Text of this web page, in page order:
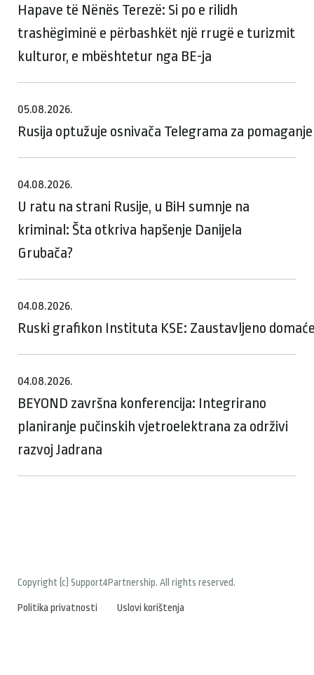
Hapave të Nënës Terezë: Si po e rilidh
trashëgiminë e përbashkët një rrugë e turizmit
kulturor, e mbështetur nga BE-ja
05.08.2026.
Rusija optužuje osnivača Telegrama za
04.08.2026.
U ratu na strani Rusije, u BiH sumnje na
kriminal: Šta otkriva hapšenje Danijela
Grubača?
04.08.2026.
Ruski grafikon Instituta KSE: Zaustavljeno
04.08.2026.
BEYOND završna konferencija: Integrirano
planiranje pučinskih vjetroelektrana za održivi
razvoj Jadrana
Copyright (c) Support4Partnership. All rights reserved.
Politika privatnosti Uslovi korištenja